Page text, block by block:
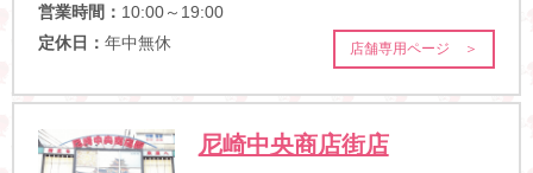
営業時間： 10:00～19:00
定休日： 年中無休 店舗専用ページ ＞
尼崎中央商店街店